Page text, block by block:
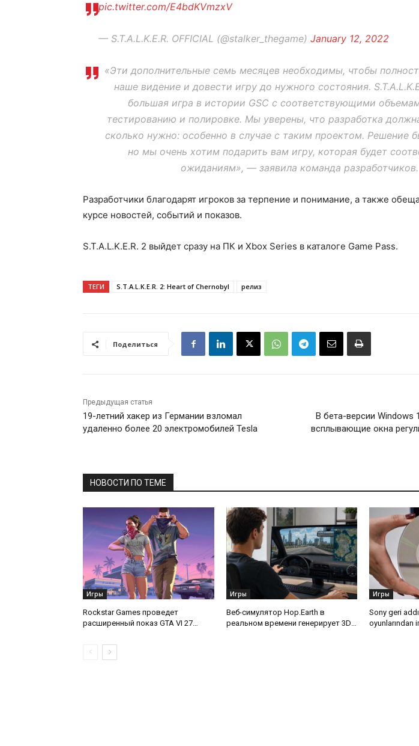
pic.twitter.com/E4bdKVmzxV
— S.T.A.L.K.E.R. OFFICIAL (@stalker_thegame) January 12, 2022
«Эти дополнительные семь месяцев необходимы, чтобы
наше видение и довести игру до нужного состояния.
большая игра в истории GSC с соответствующими
тестированию и полировке. Мы уверены, что разработка
сколько нужно: особенно в случае с таким проектом. Решение
но мы очень хотим подарить вам игру, которая будет
ожиданиям», — заявила команда разработчиков.
Разработчики благодарят игроков за терпение и понимание, а также
курсе новостей, событий и показов.
S.T.A.L.K.E.R. 2 выйдет сразу на ПК и Xbox Series в каталоге Game Pass.
ТЕГИ S.T.A.L.K.E.R. 2: Heart of Chernobyl релиз
Поделиться
Предыдущая статья
19-летний хакер из Германии взломал
удаленно более 20 электромобилей Tesla
В бета-версии Windows
всплывающие окна
НОВОСТИ ПО ТЕМЕ
Игры
Rockstar Games проведет
расширенный показ GTA VI 27
Игры
Веб-симулятор Hop.Earth в
реальном времени генерирует 3D-
Игры
Sony geri
oyunlarından